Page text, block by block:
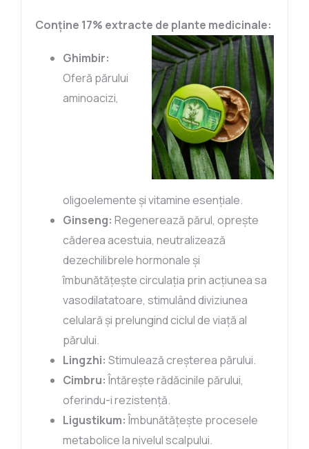
Conține 17% extracte de plante medicinale:
Ghimbir:
Oferă părului
aminoacizi,
oligoelemente și vitamine esențiale.
Ginseng: Regenerează părul, oprește
căderea acestuia, neutralizează
dezechilibrele hormonale și
îmbunătățește circulația prin acțiunea sa
vasodilatatoare, stimulând diviziunea
celulară și prelungind ciclul de viață al
părului.
Lingzhi: Stimulează creșterea părului.
Cimbru:Întărește rădăcinile părului,
oferindu-i rezistență.
Ligustikum:Îmbunătățește procesele
metabolice la nivelul scalpului.